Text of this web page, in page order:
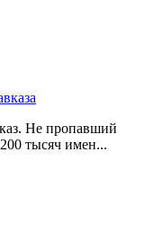
Не пропавший
тысяч имен...